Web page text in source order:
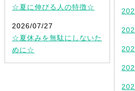
☆夏に伸びる人の特徴☆
2026/07/27
☆夏休みを無駄にしないた
めに☆